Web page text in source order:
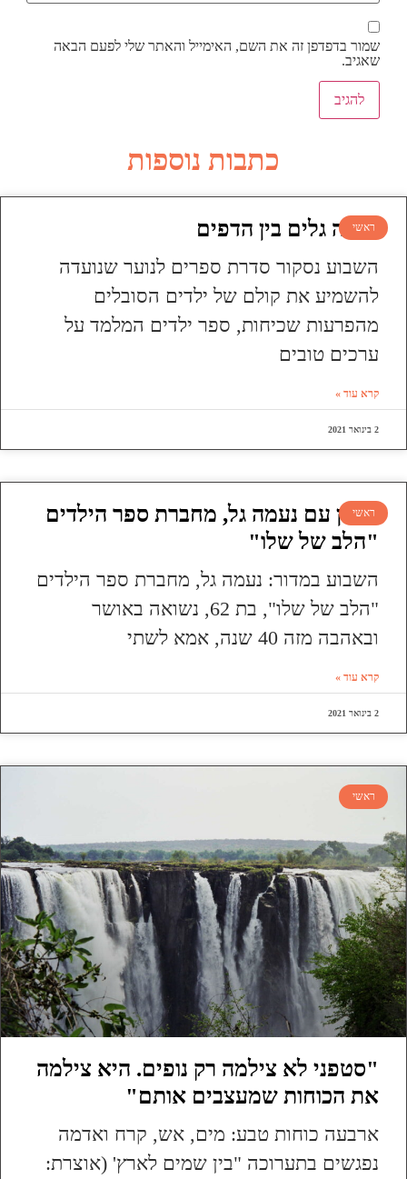
שמור בדפדפן זה את השם, האימייל והאתר שלי לפעם הבאה
שאגיב.
כתבות נוספות
ראשי
עושה גלים בין הדפים
השבוע נסקור סדרת ספרים לנוער שנועדה
להשמיע את קולם של ילדים הסובלים
מהפרעות שכיחות, ספר ילדים המלמד על
ערכים טובים
קרא עוד »
2 בינואר 2021
ראשי
ראיון עם נעמה גל, מחברת ספר הילדים
"הלב של שלו"
השבוע במדור: נעמה גל, מחברת ספר הילדים
"הלב של שלו", בת 62, נשואה באושר
ובאהבה מזה 40 שנה, אמא לשתי
קרא עוד »
2 בינואר 2021
ראשי
"סטפני לא צילמה רק נופים. היא צילמה
את הכוחות שמעצבים אותם"
ארבעה כוחות טבע: מים, אש, קרח ואדמה
נפגשים בתערוכה "בין שמים לארץ' (אוצרת: